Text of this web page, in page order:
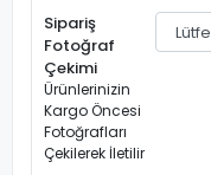
Sipariş
Fotoğraf
Çekimi
Ürünlerinizin
Kargo Öncesi
Fotoğrafları
Çekilerek İletilir